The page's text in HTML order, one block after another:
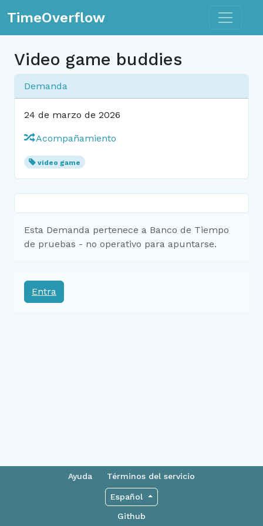
TimeOverflow Toggle
Video game buddies
Demanda
24 de marzo de 2026
Acompañamiento
video game
Esta Demanda pertenece a Banco de Tiempo
de pruebas - no operativo para apuntarse.
Entra
Ayuda Términos del servicio
Español
Github